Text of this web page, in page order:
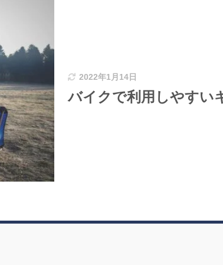
2022年1月14日
バイクで利用しやすい